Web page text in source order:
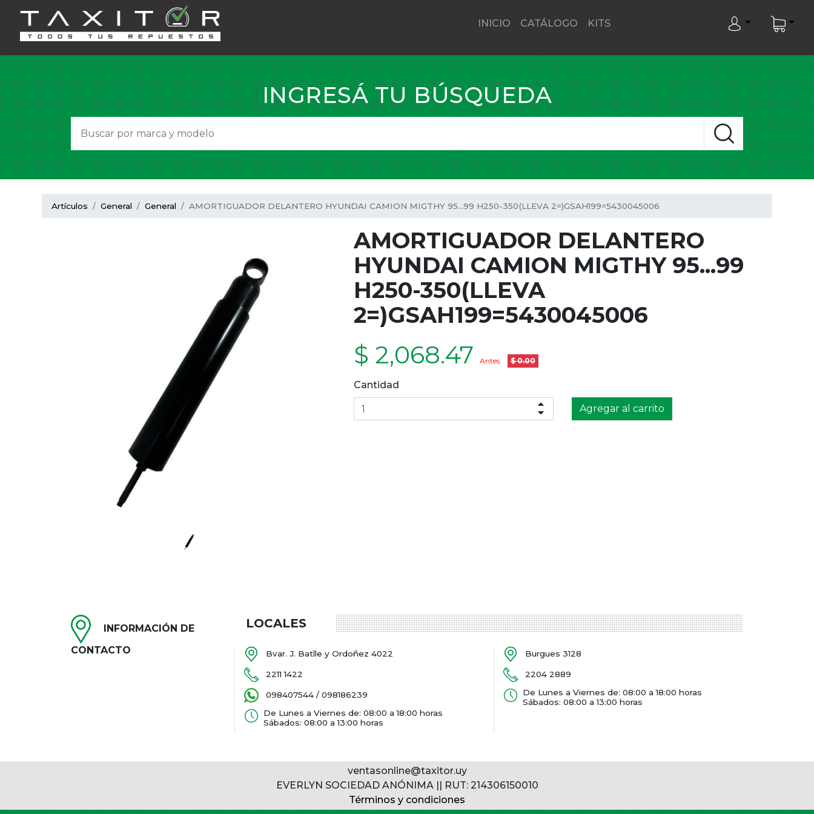
INICIO CATÁLOGO KITS
INGRESÁ TU BÚSQUEDA
Artículos General General AMORTIGUADOR DELANTERO HYUNDAI CAMION MIGTHY 95...99 H250-350(LLEVA 2=)GSAH199=5430045006
AMORTIGUADOR DELANTERO
HYUNDAI CAMION MIGTHY 95...99
H250-350(LLEVA
2=)GSAH199=5430045006
$ 2,068.47 Antes: $ 0.00
Cantidad
Agregar al carrito
INFORMACIÓN DE
CONTACTO
LOCALES
Bvar. J. Batlle y Ordoñez 4022
2211 1422
098407544 / 098186239
De Lunes a Viernes de: 08:00 a 18:00 horas
Sábados: 08:00 a 13:00 horas
Burgues 3128
2204 2889
De Lunes a Viernes de: 08:00 a 18:00 horas
Sábados: 08:00 a 13:00 horas
ventasonline@taxitor.uy
EVERLYN SOCIEDAD ANÓNIMA || RUT: 214306150010
Términos y condiciones